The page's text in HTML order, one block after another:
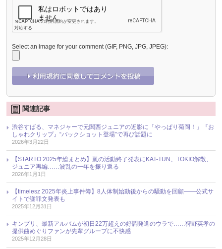
Select an image for your comment (GIF, PNG, JPG, JPEG):
関連記事
渋谷すばる、マネジャーで元関西ジュニアの近影に「やっぱり菊岡！」『お
しゃれクリップ』“バックショット登場”で再び話題に
2026年3月22日
【STARTO 2025年総まとめ】嵐の活動終了発表にKAT-TUN、TOKIO解散、
ジュニア再編……波乱の一年を振り返る
2026年1月1日
【timelesz 2025年炎上事件簿】8人体制始動後からの騒動を回顧――公式サ
イトで謝罪文発表も
2025年12月31日
キンプリ、最新アルバムが初日22万超えの好調発進のウラで……狩野英孝の
提供曲めぐりファンが先輩グループに不快感
2025年12月28日